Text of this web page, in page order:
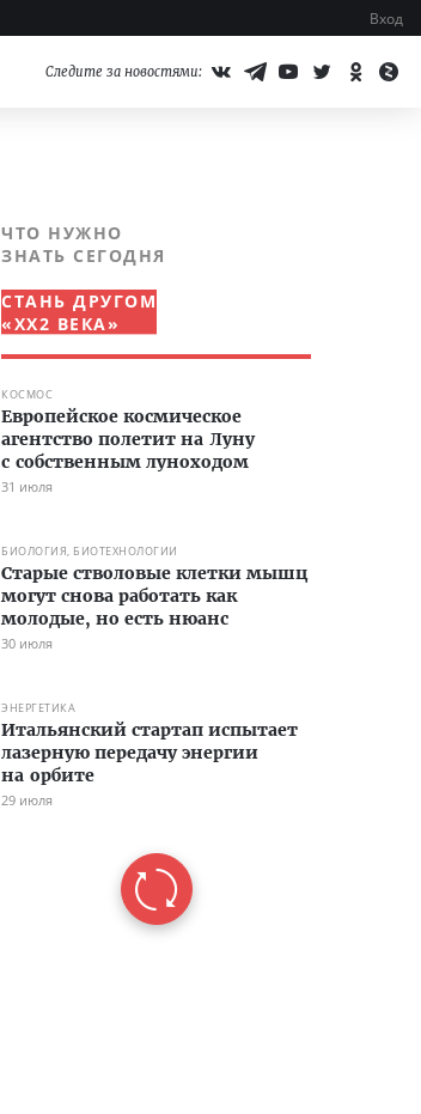
Вход
Следите за новостями:
ЧТО НУЖНО
ЗНАТЬ СЕГОДНЯ
СТАНЬ ДРУГОМ
«XX2 ВЕКА»
КОСМОС
Европейское космическое
агентство полетит на Луну
с собственным луноходом
31 июля
БИОЛОГИЯ, БИОТЕХНОЛОГИИ
Старые стволовые клетки мышц
могут снова работать как
молодые, но есть нюанс
30 июля
ЭНЕРГЕТИКА
Итальянский стартап испытает
лазерную передачу энергии
на орбите
29 июля